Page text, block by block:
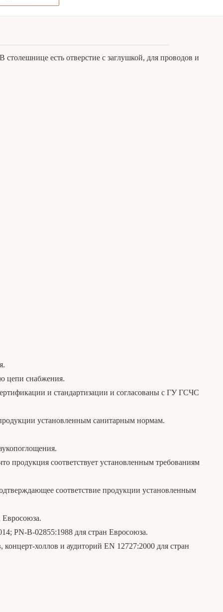
есть отверстие с заглушкой, для проводов и
цепи снабжения.
и стандартизации и согласованы с ГУ ГСЧС
установленным санитарным нормам.
соответствует установленным требованиям
соответствие продукции установленным
Евросоюза.
PN-B-02855:1988 для стран Евросоюза.
холлов и аудиторий EN 12727:2000 для стран